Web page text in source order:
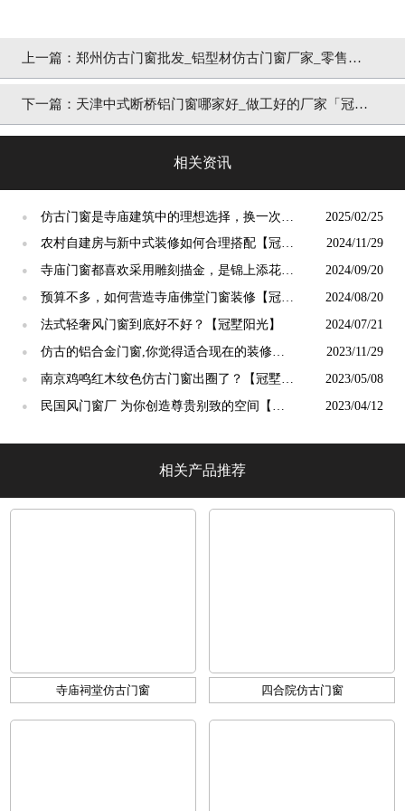
上一篇： 郑州仿古门窗批发_铝型材仿古门窗厂家_零售也
是出厂价「冠墅阳光」
下一篇： 天津中式断桥铝门窗哪家好_做工好的厂家「冠墅
相关资讯
●
仿古门窗是寺庙建筑中的理想选择，换一次用
终生【冠墅阳光】
2025/02/25
●
农村自建房与新中式装修如何合理搭配【冠墅
阳光】
2024/11/29
●
寺庙门窗都喜欢采用雕刻描金，是锦上添花
吗？【冠墅阳光】
2024/09/20
●
预算不多，如何营造寺庙佛堂门窗装修【冠墅
阳光】
2024/08/20
● 法式轻奢风门窗到底好不好？【冠墅阳光】 2024/07/21
●
仿古的铝合金门窗,你觉得适合现在的装修吗?
【冠墅阳光】
2023/11/29
●
南京鸡鸣红木纹色仿古门窗出圈了？【冠墅阳
光】
2023/05/08
●
民国风门窗厂 为你创造尊贵别致的空间【冠
2023/04/12
相关产品推荐
寺庙祠堂仿古门窗 四合院仿古门窗